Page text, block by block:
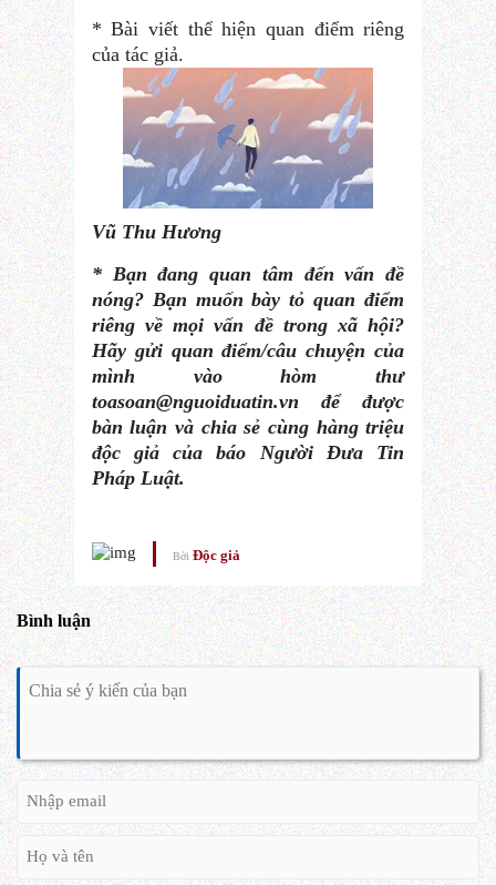
* Bài viết thể hiện quan điểm riêng
của tác giả.
Vũ Thu Hương
* Bạn đang quan tâm đến vấn đề
nóng? Bạn muốn bày tỏ quan điểm
riêng về mọi vấn đề trong xã hội?
Hãy gửi quan điểm/câu chuyện của
mình vào hòm thư
toasoan@nguoiduatin.vn để được
bàn luận và chia sẻ cùng hàng triệu
độc giả của báo Người Đưa Tin
Pháp Luật.
Bởi Độc giả
Bình luận